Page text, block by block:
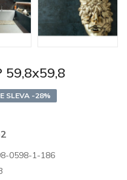
59,8x59,8
SLEVA -28%
0598-1-186